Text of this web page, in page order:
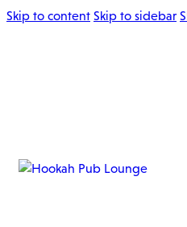
Skip to content Skip to sidebar